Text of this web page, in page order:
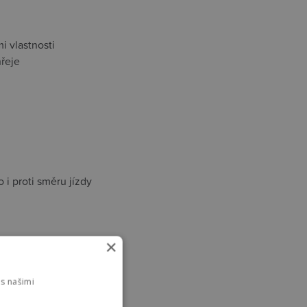
vlastnosti
i proti směru jízdy
×
našimi